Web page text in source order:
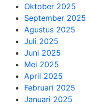
Oktober 2025
September 2025
Agustus 2025
Juli 2025
Juni 2025
Mei 2025
April 2025
Februari 2025
Januari 2025